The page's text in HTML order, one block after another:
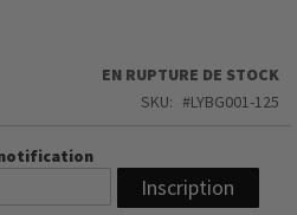
EN RUPTURE DE STOCK
SKU
LYBG001-125
notification
Inscription